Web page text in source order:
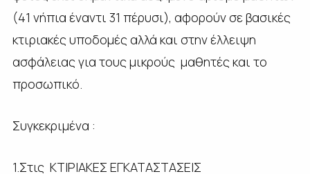
(41 νήπια έναντι 31 πέρυσι), αφορούν σε βασικές
κτιριακές υποδομές αλλά και στην έλλειψη
ασφάλειας για τους μικρούς μαθητές και το
προσωπικό.
Συγκεκριμένα :
1.Στις ΚΤΙΡΙΑΚΕΣ ΕΓΚΑΤΑΣΤΑΣΕΙΣ